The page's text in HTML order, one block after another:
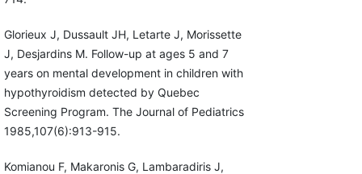
Glorieux J, Dussault JH, Letarte J, Morissette
J, Desjardins M. Follow-up at ages 5 and 7
years on mental development in children with
hypothyroidism detected by Quebec
Screening Program. The Journal of Pediatrics
1985,107(6):913-915.
Komianou F, Makaronis G, Lambaradiris J,